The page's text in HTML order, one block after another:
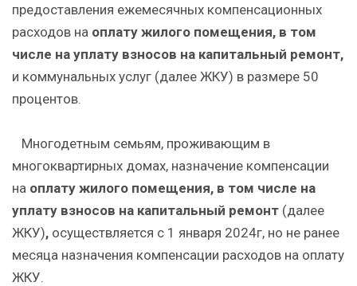
предоставления ежемесячных компенсационных
расходов на оплату жилого помещения, в том
числе на уплату взносов на капитальный ремонт,
и коммунальных услуг (далее ЖКУ) в размере 50
процентов.
Многодетным семьям, проживающим в
многоквартирных домах, назначение компенсации
на оплату жилого помещения, в том числе на
уплату взносов на капитальный ремонт (далее
ЖКУ), осуществляется с 1 января 2024г, но не ранее
месяца назначения компенсации расходов на оплату
ЖКУ.